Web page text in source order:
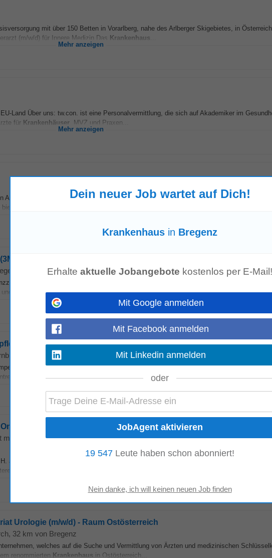
mit über 150 Betten in Vorarlberg, nahe des Arlberger Skigebietes, in
(m/w/d) für Innere Medizin Das Krankenhaus
Mehr anzeigen
Land Über uns: tw.con. ist eine Personalvermittlung, die sich auf Akademiker im
für Krankenhäuser , MVZ und Praxen...
Mehr anzeigen
Allgemeinchirurgie, Anästhesie, Endoskopie, Gastroenterologie, Hämatologie, Onkologie
neben der internistischen...
oder Facharztausbildung Psychiatrie u. Psychothera[...]
für alle Suchtanfragen, umfasst neben einem
eine Therapiestation,
Präventionsstelle. Wir verfolgen...
Mehr anzeigen
Krankenschwester, Pflegefachkraft mit Diplom in der...
, 15 km von Bregenz
mit und erwartest dir dafür Wertschätzung, Anerkennung und faire Bezahlung?
in der deutschsprachigen Schweiz stellen...
(operating as Vorarlberger Landeskrankenhäuser / Vlbg.
am LKH Feldkirch sucht eine/n Ausbildungsärztin/-arzt für Innere Medizin mit
an hämatologischen...
Urologie (m/w/d) - Raum Ostösterreich
, 32 km von Bregenz
welches auf die Suche und Vermittlung von Ärzten und medizinischen
renommierten Krankenhaus in Ostösterreich...
Dein neuer Job wartet auf Dich!
Krankenhaus in Bregenz
Erhalte aktuelle Jobangebote kostenlos per E-Mail!
Mit Google anmelden
Mit Facebook anmelden
Mit Linkedin anmelden
oder
19 547 Leute haben schon abonniert!